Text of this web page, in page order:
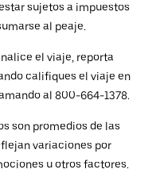
sujetos a impuestos
al peaje.
el viaje, reporta
califiques el viaje en
al 800-664-1378.
son promedios de las
variaciones por
u otros factores.